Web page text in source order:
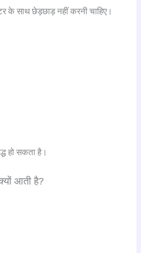
के साथ छेड़छाड़ नहीं करनी चाहिए।
हो सकता है।
आती है?